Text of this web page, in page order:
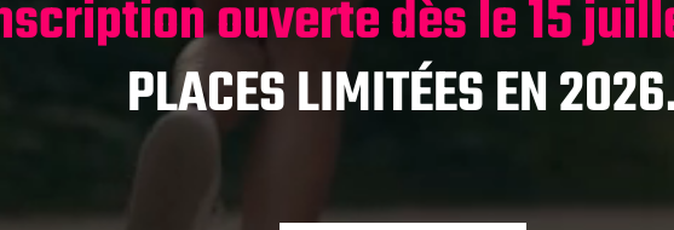
ouverte dès le 15
PLACES LIMITÉES EN